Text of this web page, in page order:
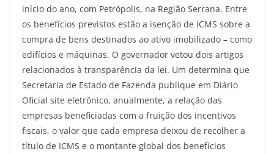
início do ano, com Petrópolis, na Região Serrana. Entre
os benefícios previstos estão a isenção de ICMS sobre a
compra de bens destinados ao ativo imobilizado – como
edifícios e máquinas. O governador vetou dois artigos
relacionados à transparência da lei. Um determina que
Secretaria de Estado de Fazenda publique em Diário
Oficial site eletrônico, anualmente, a relação das
empresas beneficiadas com a fruição dos incentivos
fiscais, o valor que cada empresa deixou de recolher a
título de ICMS e o montante global dos benefícios